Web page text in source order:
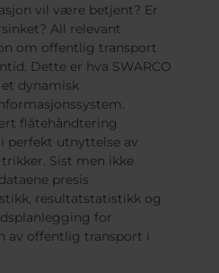
vil være betjent? Er
All relevant
om offentlig transport
Dette er hva SWARCO
dynamisk
flåtehåndtering
perfekt utnyttelse av
Sist men ikke
presis
resultatstatistikk og
for
av offentlig transport i